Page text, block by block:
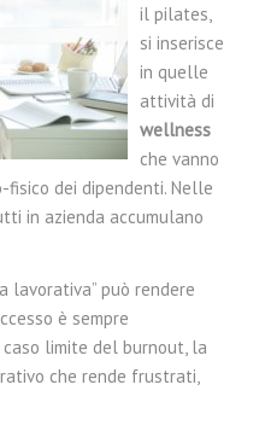
il pilates,
si inserisce
in quelle
attività di
wellness
che vanno
fisico dei dipendenti. Nelle
in azienda accumulano
lavorativa” può rendere
è sempre
limite del burnout, la
che rende frustrati,